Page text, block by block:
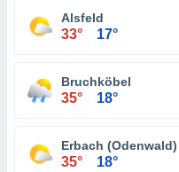
Alsfeld
33° 17°
Bruchköbel
35° 18°
Erbach (Odenwald)
35° 18°